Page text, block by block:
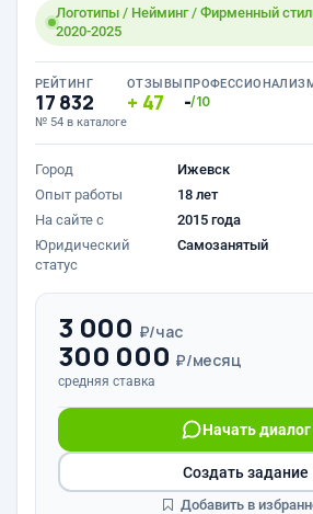
Логотипы / Нейминг / Фирменный
2020-2025
РЕЙТИНГ
17 832
№ 54 в каталоге
ОТЗЫВЫ
47 -/10
Город
Ижевск
Опыт работы
18 лет
На сайте с
2015 года
Юридический
статус
Самозанятый
3 000 ₽/час
300 000 ₽/месяц
средняя ставка
Начать диалог
Создать задание
Добавить в